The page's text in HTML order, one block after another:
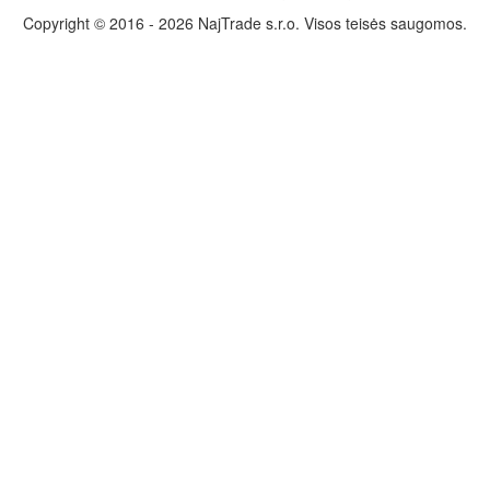
Copyright © 2016 - 2026 NajTrade s.r.o. Visos teisės saugomos.